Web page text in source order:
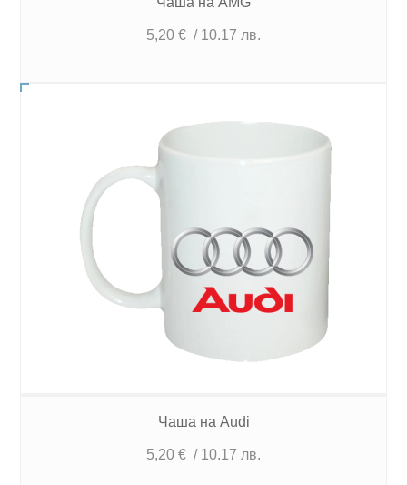
5,20 € / 10.17 лв.
Чаша на Audi
5,20 € / 10.17 лв.